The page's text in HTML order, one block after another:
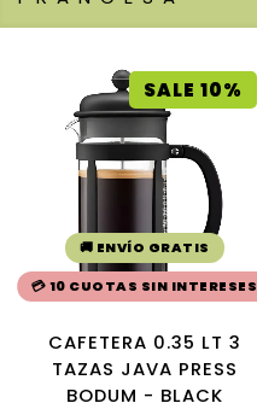
SALE 10%
🚚 ENVÍO GRATIS
💳 10 CUOTAS SIN INTERESES
CAFETERA 0.35 LT 3
TAZAS JAVA PRESS
BODUM - BLACK